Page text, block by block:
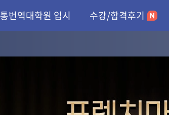
통번역대학원 입시 수강/합격후기